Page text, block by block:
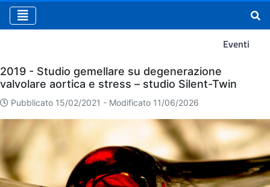
Eventi
Eventi
2019 - Studio gemellare su degenerazione
valvolare aortica e stress – studio Silent-Twin
Pubblicato 15/02/2021 - Modificato 11/06/2026